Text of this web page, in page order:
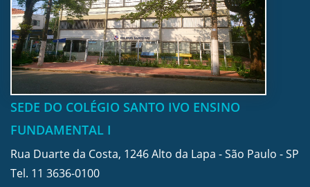
SEDE DO COLÉGIO SANTO IVO ENSINO
FUNDAMENTAL I
Rua Duarte da Costa, 1246 Alto da Lapa - São Paulo - SP
Tel. 11 3636-0100